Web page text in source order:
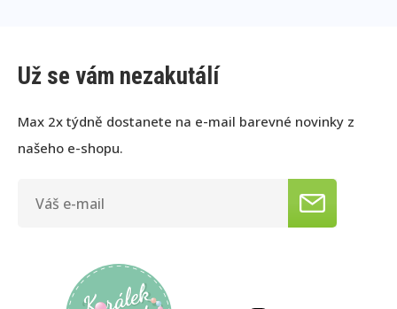
Už se vám nezakutálí
Max 2x týdně dostanete na e-mail barevné novinky z
našeho e-shopu.